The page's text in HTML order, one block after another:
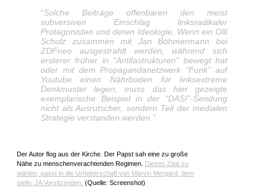
“Solche Beiträge offenbaren den meist
subversiven Einschlag linksradikaler
Protagonisten und deren Ideologie. Wenn ein Olli
Schulz zusammen mit Jan Böhmermann bei
ZDFneo ausgestrahlt werden, während sich
ersterer früher in “Antifastrukturen” bewegt hat
oder mit dem Propagandanetzwerk “Funk” auf
Youtube einen Nährboden für linksextreme
Denkmuster legen, muss das hier gezeigte
exemplarische Beispiel in der “DAS!”-Sendung
nicht als Ausrutscher, sondern Teil der medialen
Strategie verstanden werden.”
Der Autor flog aus der Kirche. Der Papst sah eine zu große
Nähe zu menschenverachtenden Regimen. Dieses Zitat zu
wählen, passt in die Urheberschaft von Marvin Mergard, dem
stellv. JA Vorsitzenden. (Quelle: Screenshot)